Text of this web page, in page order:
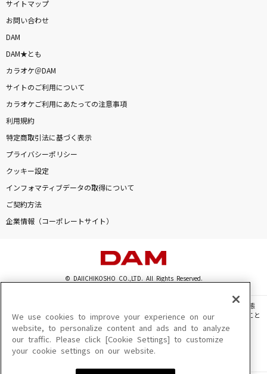
サイトマップ
お問い合わせ
DAM
DAM★とも
カラオケ＠DAM
サイトのご利用について
カラオケご利用にあたっての注意事項
利用規約
特定商取引法に基づく表示
プライバシーポリシー
クッキー設定
インフォマティブデータの取得について
ご契約方法
企業情報（コーポレートサイト）
© DAIICHIKOSHO CO.,LTD. All Rights Reserved.
このサイトに掲載されている一切の文章・画像・写真・動画・音声等を、手段や形態
を問わず、著作権法の定める範囲を超えて無断で複製、転載、ファイル化などすること
を禁じます。
楽曲及びコンテンツは、機種によりご利用いただけない場合があります。
楽曲及びコンテンツの配信日、配信内容が変更になる場合があります。
We use cookies to improve your experience on our
website, to personalize content and ads and to analyze
our traffic. Please click [Cookie Settings] to customize
your cookie settings on our website.